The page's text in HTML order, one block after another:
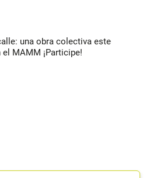
una obra colectiva este
el MAMM ¡Participe!